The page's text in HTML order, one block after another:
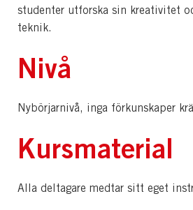
studenter utforska sin kreativitet
teknik.
Nivå
Nybörjarnivå, inga förkunskaper
Kursmaterial
Alla deltagare medtar sitt eget